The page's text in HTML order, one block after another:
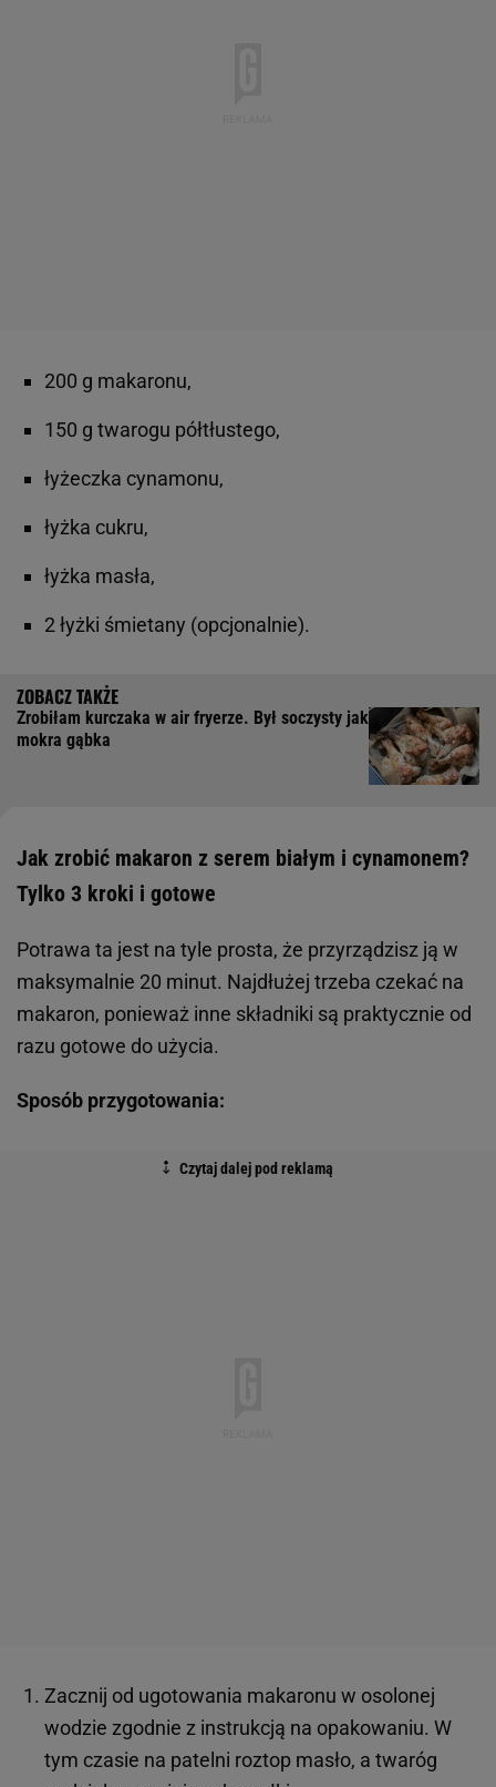
200 g makaronu,
150 g twarogu półtłustego,
łyżeczka cynamonu,
łyżka cukru,
łyżka masła,
2 łyżki śmietany (opcjonalnie).
Zrobiłam kurczaka w air fryerze. Był soczysty jak
mokra gąbka
Jak zrobić makaron z serem białym i cynamonem?
Tylko 3 kroki i gotowe
Potrawa ta jest na tyle prosta, że przyrządzisz ją w
maksymalnie 20 minut. Najdłużej trzeba czekać na
makaron, ponieważ inne składniki są praktycznie od
razu gotowe do użycia.
Sposób przygotowania:
Zacznij od ugotowania makaronu w osolonej
wodzie zgodnie z instrukcją na opakowaniu. W
tym czasie na patelni roztop masło, a twaróg